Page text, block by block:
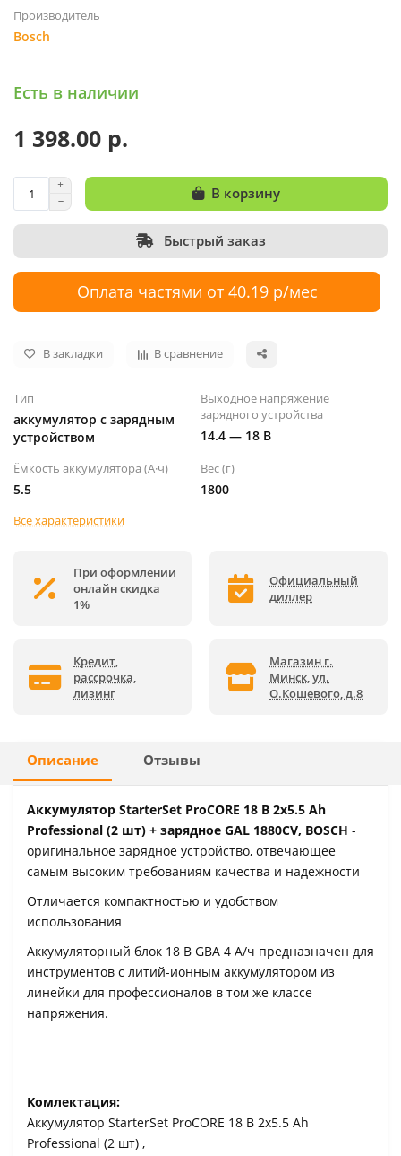
Производитель
Bosch
Есть в наличии
1 398.00 р.
В корзину
Быстрый заказ
Оплата частями от 40.19 р/мес
В закладки В сравнение
Тип
аккумулятор с зарядным
устройством
Выходное напряжение
зарядного устройства
14.4 — 18 В
Ёмкость аккумулятора (А·ч)
5.5
Вес (г)
1800
Все характеристики
При оформлении
онлайн скидка
1%
Официальный
диллер
Кредит,
рассрочка,
лизинг
Магазин г.
Минск, ул.
О.Кошевого, д.8
Описание Отзывы
Аккумулятор StarterSet ProCORE 18 В 2х5.5 Ah
Professional (2 шт) + зарядное GAL 1880CV, BOSCH -
оригинальное зарядное устройство, отвечающее
самым высоким требованиям качества и надежности
Отличается компактностью и удобством
использования
Аккумуляторный блок 18 B GBA 4 А/ч предназначен для
инструментов с литий-ионным аккумулятором из
линейки для профессионалов в том же классе
напряжения.
Комлектация:
Аккумулятор StarterSet ProCORE 18 В 2х5.5 Ah
Professional (2 шт) ,